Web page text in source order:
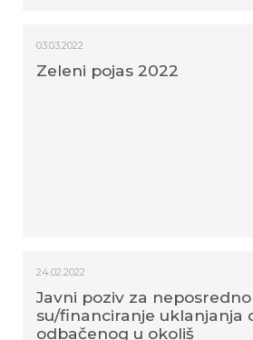
03.03.2022
Zeleni pojas 2022
24.02.2022
Javni poziv za neposredno
su/financiranje uklanjanja
odbačenog u okoliš